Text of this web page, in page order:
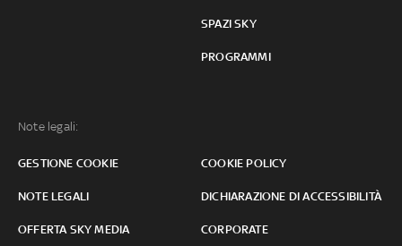
SPAZI SKY
PROGRAMMI
Note legali:
GESTIONE COOKIE COOKIE POLICY
NOTE LEGALI DICHIARAZIONE DI ACCESSIBILITÀ
OFFERTA SKY MEDIA CORPORATE